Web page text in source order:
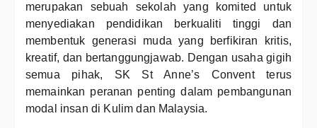
merupakan sebuah sekolah yang komited untuk
menyediakan pendidikan berkualiti tinggi dan
membentuk generasi muda yang berfikiran kritis,
kreatif, dan bertanggungjawab. Dengan usaha gigih
semua pihak, SK St Anne’s Convent terus
memainkan peranan penting dalam pembangunan
modal insan di Kulim dan Malaysia.